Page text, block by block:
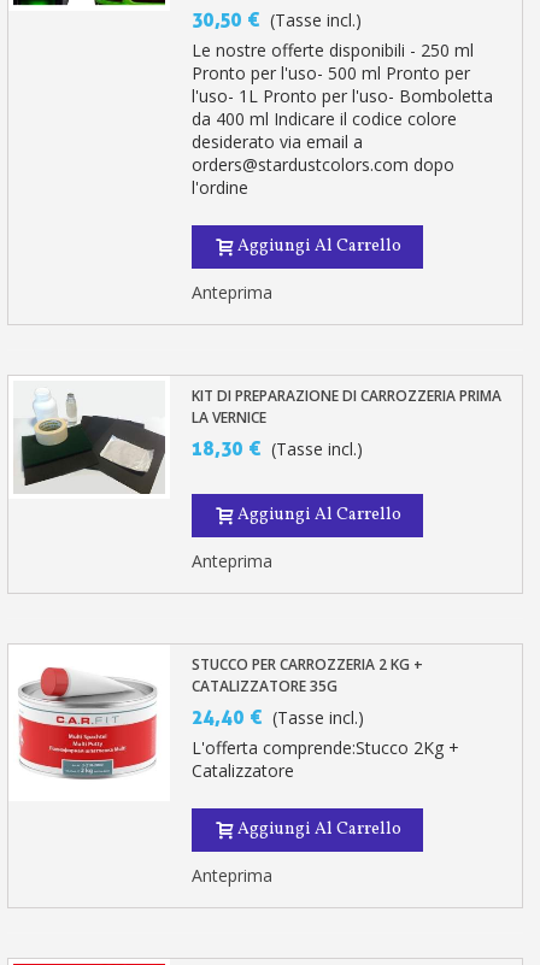
30,50 € (Tasse incl.)
Le nostre offerte disponibili - 250 ml
Pronto per l'uso- 500 ml Pronto per
l'uso- 1L Pronto per l'uso- Bomboletta
da 400 ml Indicare il codice colore
desiderato via email a
orders@stardustcolors.com dopo
l'ordine
Aggiungi Al Carrello
Anteprima
KIT DI PREPARAZIONE DI CARROZZERIA PRIMA
LA VERNICE
18,30 € (Tasse incl.)
Aggiungi Al Carrello
Anteprima
STUCCO PER CARROZZERIA 2 KG +
CATALIZZATORE 35G
24,40 € (Tasse incl.)
L'offerta comprende:Stucco 2Kg +
Catalizzatore
Aggiungi Al Carrello
Anteprima